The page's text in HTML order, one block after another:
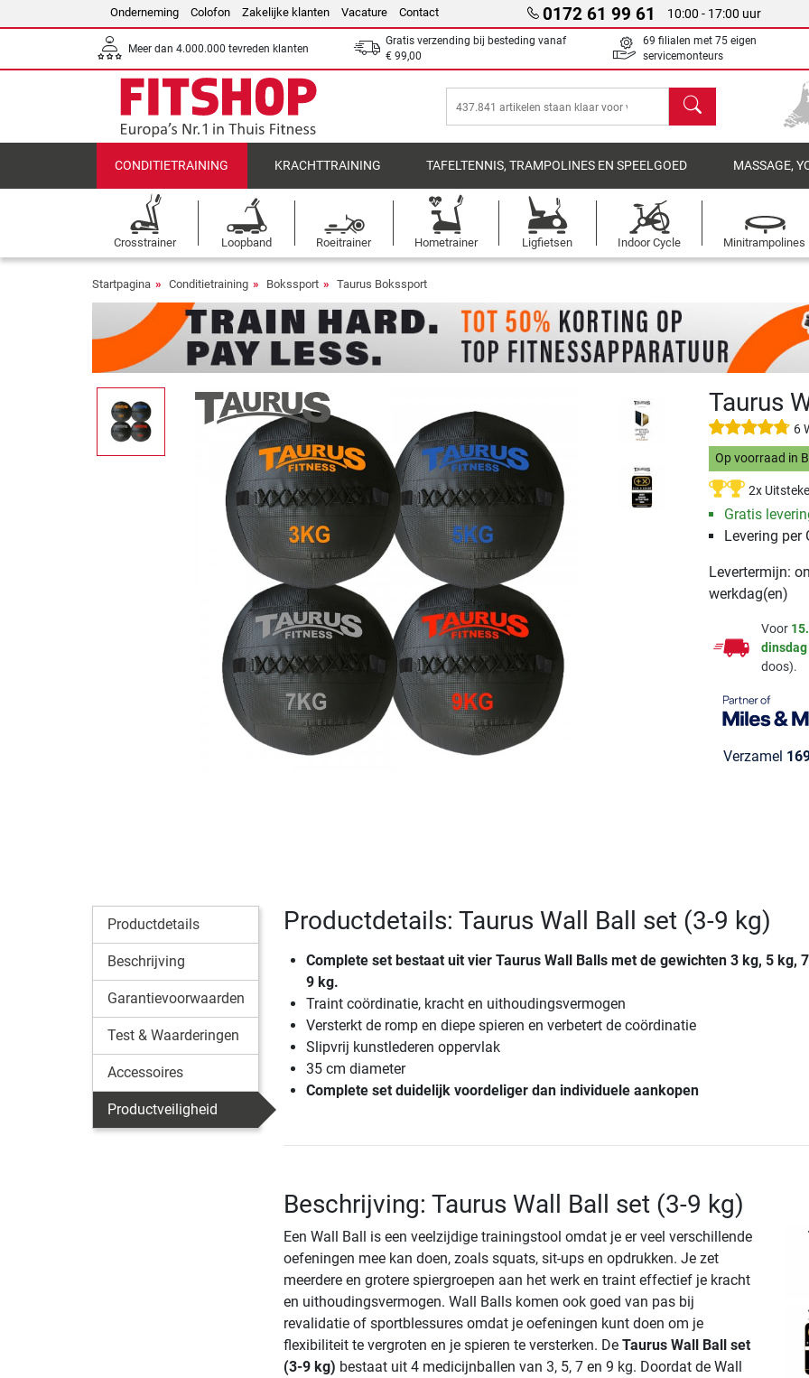
Onderneming Colofon Zakelijke klanten Vacature Contact 0172 61 99 61 10:00 - 17:00 uur
Meer dan 4.000.000 tevreden klanten
Gratis verzending bij besteding vanaf
€ 99,00
69 filialen met 75 eigen
servicemonteurs
Zoeken
CONDITIETRAINING KRACHTTRAINING TAFELTENNIS, TRAMPOLINES EN SPEELGOED MASSAGE,
Crosstrainer Loopband Roeitrainer Hometrainer Ligfietsen Indoor Cycle Minitrampolines
Startpagina Conditietraining Bokssport Taurus Bokssport
Taurus
6
Op voorraad in
2x
Gratis
Levering per
Levertermijn:
werkdag(en)
Voor
dinsdag
doos).
Verzamel
Productdetails
Beschrijving
Garantievoorwaarden
Test & Waarderingen
Accessoires
Productveiligheid
Productdetails: Taurus Wall Ball set (3-9 kg)
Complete set bestaat uit vier Taurus Wall Balls met de gewichten 3 kg, 5 kg,
9 kg.
Traint coördinatie, kracht en uithoudingsvermogen
Versterkt de romp en diepe spieren en verbetert de coördinatie
Slipvrij kunstlederen oppervlak
35 cm diameter
Complete set duidelijk voordeliger dan individuele aankopen
Beschrijving: Taurus Wall Ball set (3-9 kg)
Een Wall Ball is een veelzijdige trainingstool omdat je er veel verschillende
oefeningen mee kan doen, zoals squats, sit-ups en opdrukken. Je zet
meerdere en grotere spiergroepen aan het werk en traint effectief je kracht
en uithoudingsvermogen. Wall Balls komen ook goed van pas bij
revalidatie of sportblessures omdat je oefeningen kunt doen om je
flexibiliteit te vergroten en je spieren te versterken. De Taurus Wall Ball set
(3-9 kg) bestaat uit 4 medicijnballen van 3, 5, 7 en 9 kg. Doordat de Wall